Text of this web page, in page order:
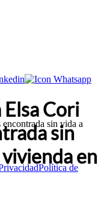
sin vida a
Política de
Cori
sin
en